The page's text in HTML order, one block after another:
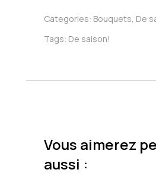
Categories: Bouquets, De
Tags: De saison!
Vous aimerez
aussi :